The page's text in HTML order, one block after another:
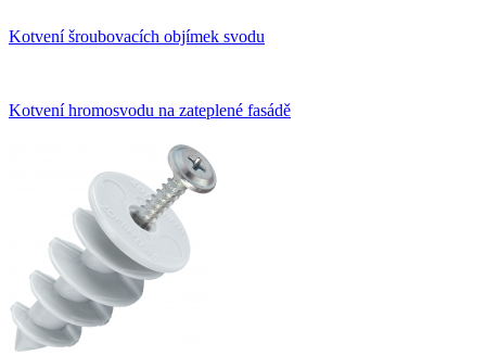
Kotvení šroubovacích objímek svodu
Kotvení hromosvodu na zateplené fasádě